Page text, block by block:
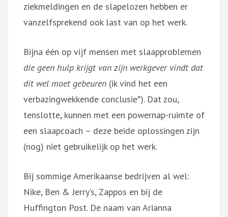
ziekmeldingen en de slapelozen hebben er
vanzelfsprekend ook last van op het werk.
Bijna één op vijf mensen met slaapproblemen
die geen hulp krijgt van zijn werkgever vindt dat
dit wel moet gebeuren (ik vind het een
verbazingwekkende conclusie*). Dat zou,
tenslotte, kunnen met een powernap-ruimte of
een slaapcoach – deze beide oplossingen zijn
(nog) niet gebruikelijk op het werk.
Bij sommige Amerikaanse bedrijven al wel:
Nike, Ben & Jerry’s, Zappos en bij de
Huffington Post. De naam van Arianna